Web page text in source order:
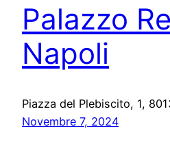
Palazzo
Napoli
Piazza del Plebiscito, 1,
Novembre 7, 2024